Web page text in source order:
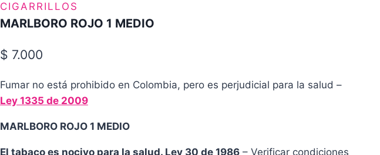
CIGARRILLOS
MARLBORO ROJO 1 MEDIO
$ 7.000
Fumar no está prohibido en Colombia, pero es perjudicial para la salud –
Ley 1335 de 2009
MARLBORO ROJO 1 MEDIO
El tabaco es nocivo para la salud. Ley 30 de 1986– Verificar condiciones